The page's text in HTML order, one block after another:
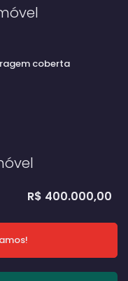
coberta
R$ 400.000,00